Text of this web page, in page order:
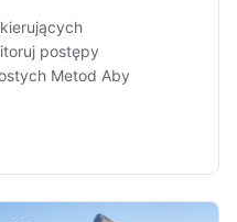
postępy
Metod Aby